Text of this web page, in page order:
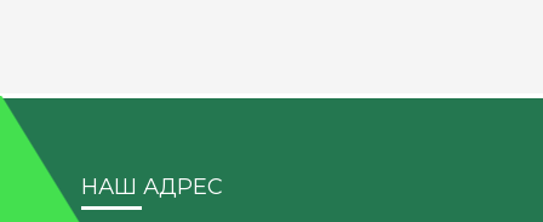
НАШ АДРЕС